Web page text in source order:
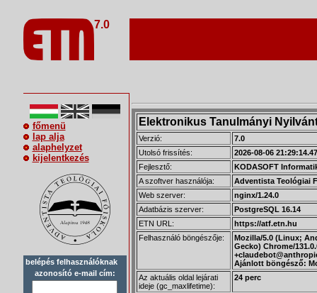
7.0
főmenü
lap alja
alaphelyzet
kijelentkezés
belépés felhasználóknak
azonosító e-mail cím:
Elektronikus Tanulmányi
Verzió:
7.0
Utolsó frissítés:
2026-08-06
Fejlesztő:
KODASOFT
A szoftver használója:
Adventista Teológiai
Web szerver:
nginx/1.24.0
Adatbázis szerver:
PostgreSQL 16.14
ETN URL:
https://atf.etn.hu
Felhasználó böngészője:
Mozilla/5.0 (Linux;
Gecko) Chrome/
Ajánlott böngésző:
Az aktuális oldal lejárati
ideje (gc_maxlifetime):
24 perc